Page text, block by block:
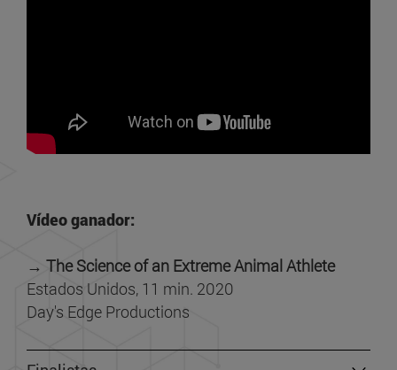
Vídeo ganador:
→ The Science of an Extreme Animal Athlete
Estados Unidos, 11 min. 2020
Day's Edge Productions